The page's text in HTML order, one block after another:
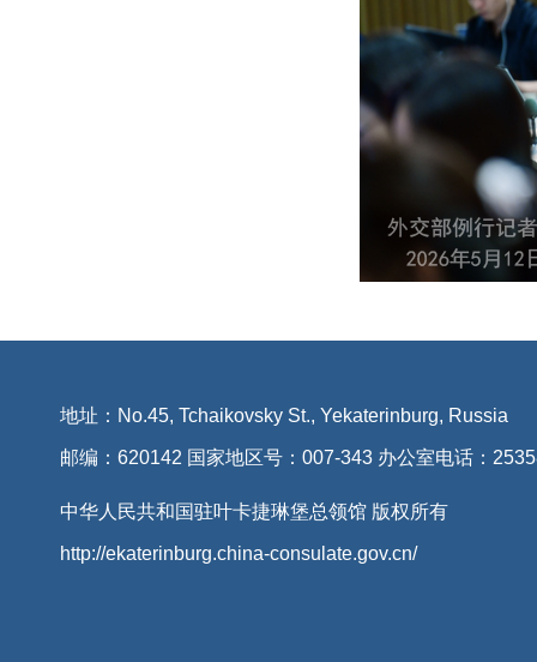
地址：No.45, Tchaikovsky St., Yekaterinburg, Russia
邮编：620142 国家地区号：007-343 办公室电话：
中华人民共和国驻叶卡捷琳堡总领馆 版权所有
http://ekaterinburg.china-consulate.gov.cn/